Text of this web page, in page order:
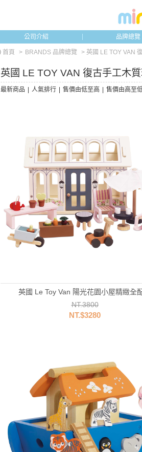
公司介紹 品牌總覽
首頁 > BRANDS 品牌總覽 > 英國 LE TOY VAN
英國 LE TOY VAN 復古手工木
最新商品 人氣排行 售價由低至高 售價由高至
英國 Le Toy Van 陽光花園小屋精緻全
NT.3800
NT.$3280